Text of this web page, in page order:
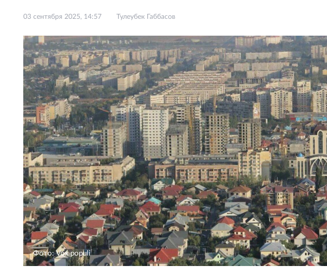
03 сентября 2025, 14:57 Тулеубек Габбасов
Фото: Vox populi